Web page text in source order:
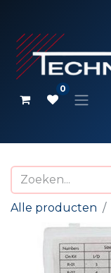
0
Alle producten